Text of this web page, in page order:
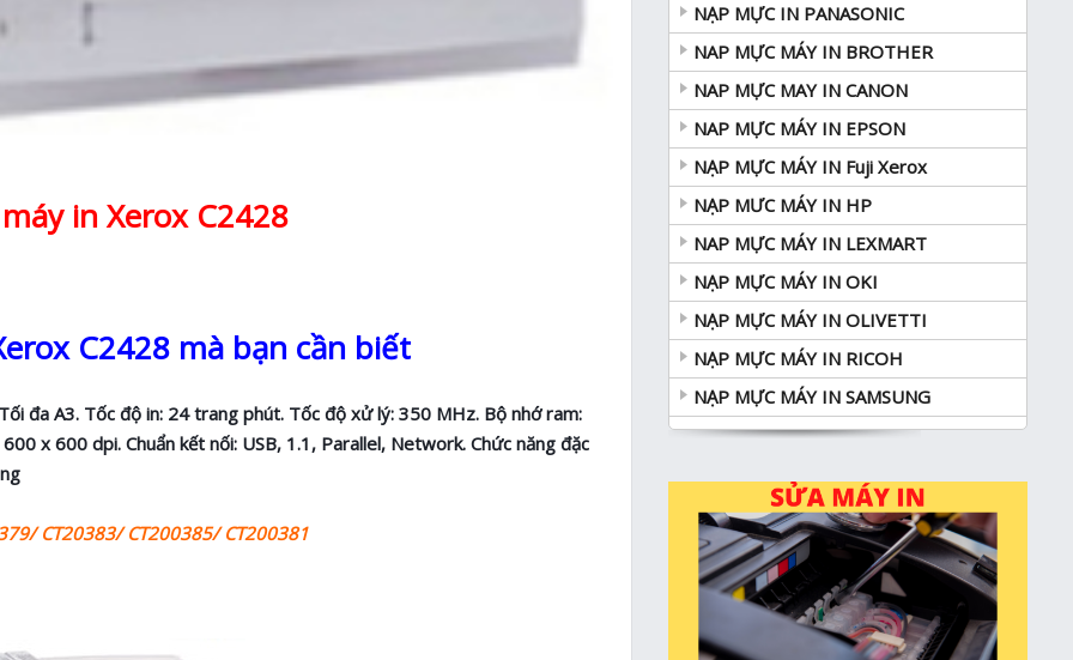
in Xerox C2428
C2428 mà bạn cần biết
đa A3. Tốc độ in: 24 trang phút. Tốc độ xử lý: 350 MHz. Bộ nhớ ram:
x 600 dpi. Chuẩn kết nối: USB, 1.1, Parallel, Network. Chức năng đặc
CT20383/ CT200385/ CT200381
NẠP MỰC IN PANASONIC
NAP MỰC MÁY IN BROTHER
NAP MỰC MAY IN CANON
NAP MỰC MÁY IN EPSON
NẠP MỰC MÁY IN Fuji Xerox
NẠP MƯC MÁY IN HP
NAP MỰC MÁY IN LEXMART
NẠP MỰC MÁY IN OKI
NẠP MỰC MÁY IN OLIVETTI
NẠP MỰC MÁY IN RICOH
NẠP MỰC MÁY IN SAMSUNG